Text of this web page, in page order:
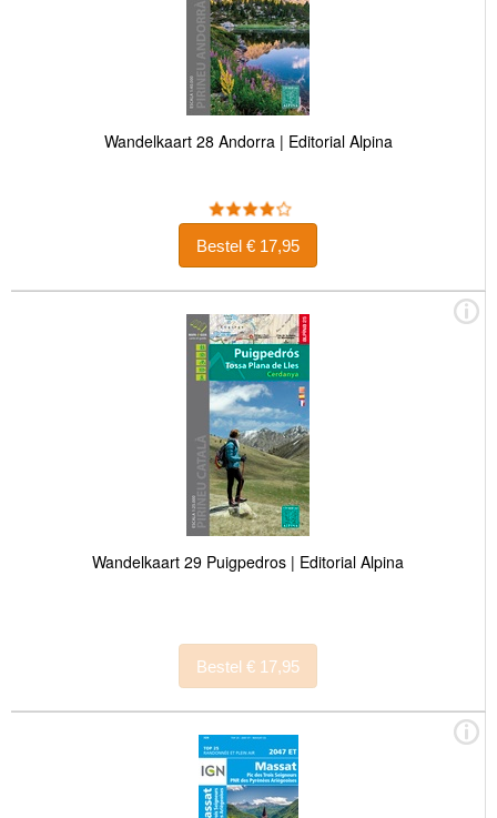
Wandelkaart 28 Andorra | Editorial Alpina
Bestel € 17,95
Wandelkaart 29 Puigpedros | Editorial Alpina
Bestel € 17,95